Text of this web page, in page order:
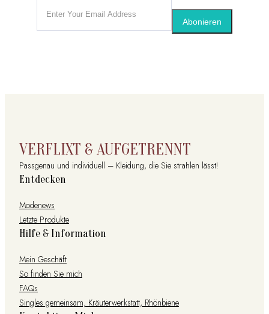
Abonieren
VERFLIXT & AUFGETRENNT
Passgenau und individuell – Kleidung, die Sie strahlen lässt!
Entdecken
Modenews
Letzte Produkte
Hilfe & Information
Mein Geschäft
So finden Sie mich
FAQs
Singles gemeinsam, Kräuterwerkstatt, Rhönbiene